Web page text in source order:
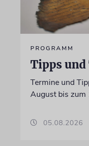
PROGRAMM
Tipps
Termine und
August bis zum
05.08.2026